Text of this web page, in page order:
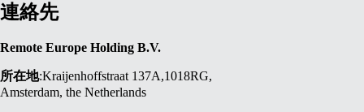
連絡先
Remote Europe Holding B.V.
所在地:Kraijenhoffstraat 137A,1018RG,
Amsterdam, the Netherlands